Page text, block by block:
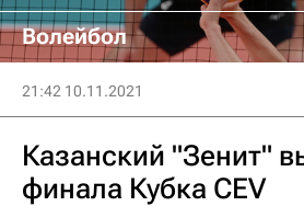
Волейбол
21:42 10.11.2021
Казанский "Зенит"
финала Кубка CEV